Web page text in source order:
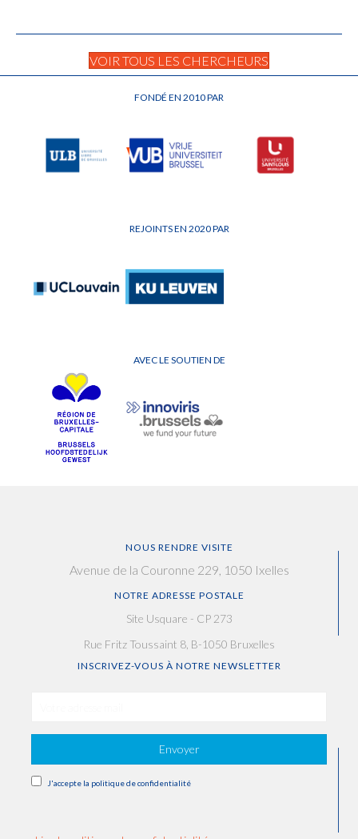
VOIR TOUS LES CHERCHEURS
FONDÉ EN 2010 PAR
REJOINTS EN 2020 PAR
AVEC LE SOUTIEN DE
NOUS RENDRE VISITE
Avenue de la Couronne 229, 1050 Ixelles
NOTRE ADRESSE POSTALE
Site Usquare - CP 273
Rue Fritz Toussaint 8, B-1050 Bruxelles
INSCRIVEZ-VOUS À NOTRE NEWSLETTER
Envoyer
J'accepte la politique de confidentialité